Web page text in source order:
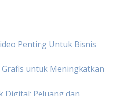
Penting Untuk Bisnis
Grafis untuk Meningkatkan
Digital: Peluang dan